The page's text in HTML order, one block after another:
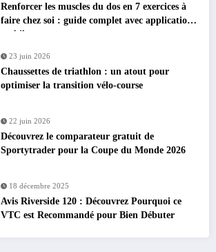
Renforcer les muscles du dos en 7 exercices à
faire chez soi : guide complet avec applications
mobiles
23 juin 2026
Chaussettes de triathlon : un atout pour
optimiser la transition vélo-course
22 juin 2026
Découvrez le comparateur gratuit de
Sportytrader pour la Coupe du Monde 2026
18 décembre 2025
Avis Riverside 120 : Découvrez Pourquoi ce
VTC est Recommandé pour Bien Débuter